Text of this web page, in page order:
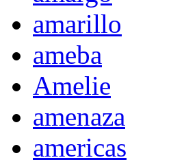
amarillo
ameba
Amelie
amenaza
americas